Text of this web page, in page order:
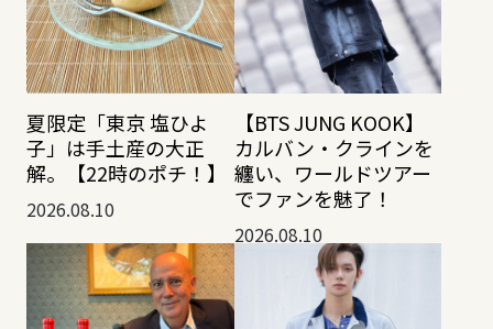
夏限定「東京 塩ひよ
子」は手土産の大正
解。【22時のポチ！】
2026.08.10
【BTS JUNG KOOK】
カルバン・クラインを
纏い、ワールドツアー
でファンを魅了！
2026.08.10